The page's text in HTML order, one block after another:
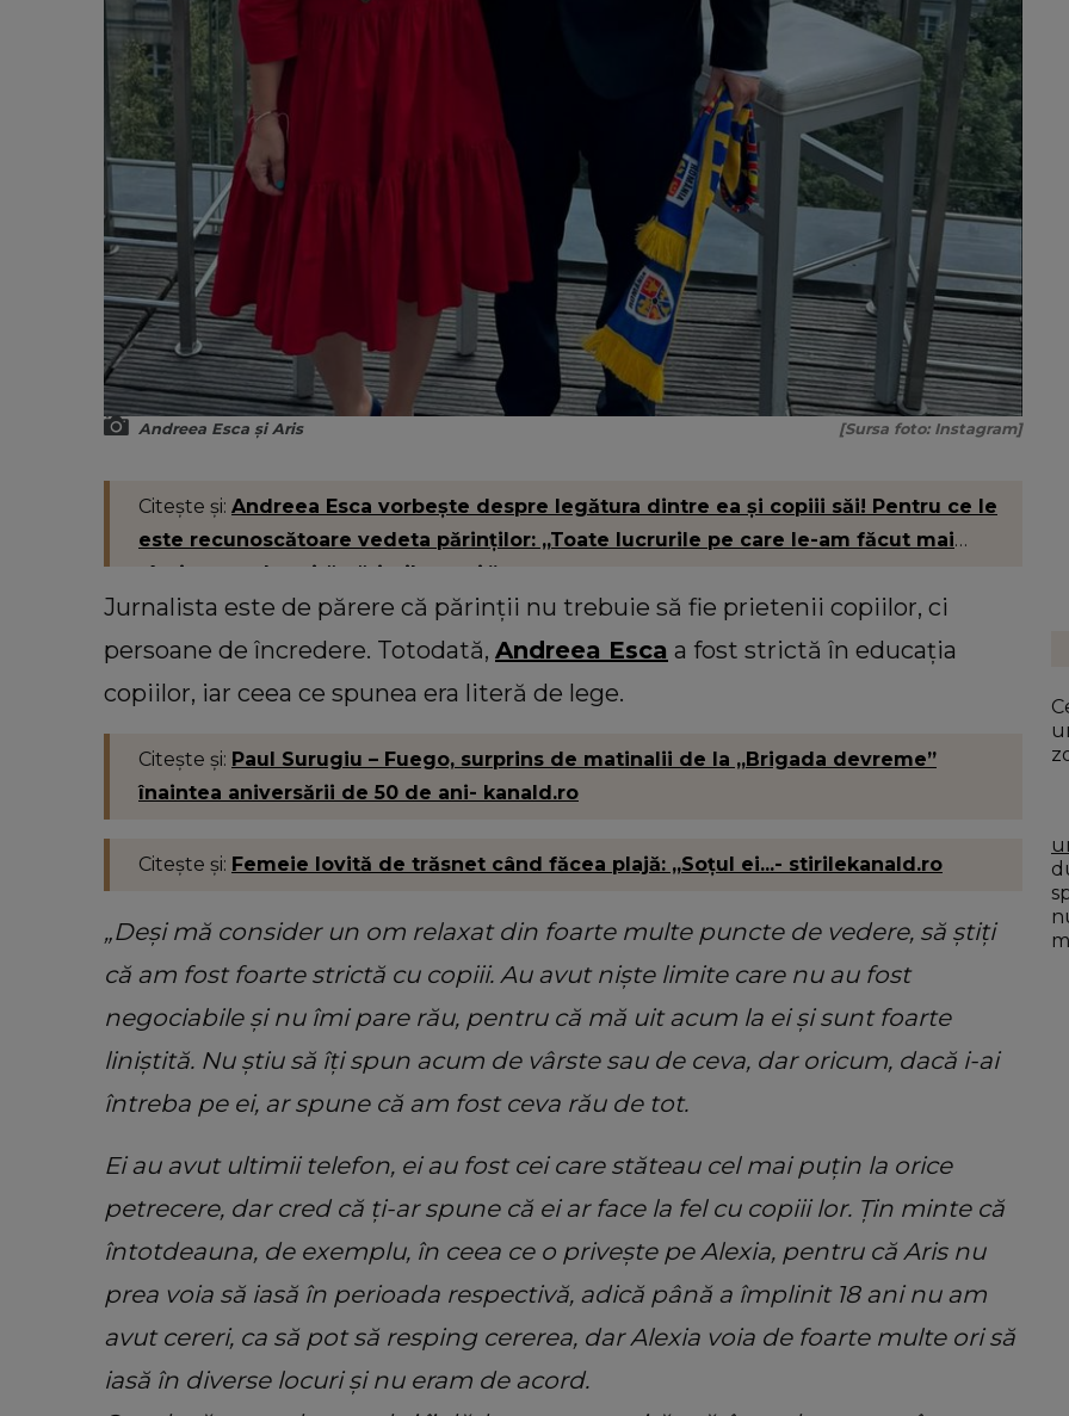
Andreea Esca și Aris [Sursa foto: Instagram]
Citește și: Andreea Esca vorbește despre legătura dintre ea și copiii săi! Pentru ce le
este recunoscătoare vedeta părinților: „Toate lucrurile pe care le-am făcut mai
târziu sunt datorită părinților mei.”
Jurnalista este de părere că părinții nu trebuie să fie prietenii copiilor, ci
persoane de încredere. Totodată, Andreea Esca a fost strictă în educația
copiilor, iar ceea ce spunea era literă de lege.
Citește și: Paul Surugiu – Fuego, surprins de matinalii de la „Brigada devreme”
înaintea aniversării de 50 de ani- kanald.ro
Citește și: Femeie lovită de trăsnet când făcea plajă: „Soțul ei...- stirilekanald.ro
„Deși mă consider un om relaxat din foarte multe puncte de vedere, să știți
că am fost foarte strictă cu copiii. Au avut niște limite care nu au fost
negociabile și nu îmi pare rău, pentru că mă uit acum la ei și sunt foarte
liniștită. Nu știu să îți spun acum de vârste sau de ceva, dar oricum, dacă i-ai
întreba pe ei, ar spune că am fost ceva rău de tot.
Ei au avut ultimii telefon, ei au fost cei care stăteau cel mai puțin la orice
petrecere, dar cred că ți-ar spune că ei ar face la fel cu copiii lor. Țin minte că
întotdeauna, de exemplu, în ceea ce o privește pe Alexia, pentru că Aris nu
prea voia să iasă în perioada respectivă, adică până a împlinit 18 ani nu am
avut cereri, ca să pot să resping cererea, dar Alexia voia de foarte multe ori să
iasă în diverse locuri și nu eram de acord.